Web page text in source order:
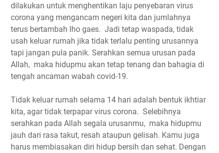
dilakukan untuk menghentikan laju penyebaran virus
corona yang mengancam negeri kita dan jumlahnya
terus bertambah lho gaes. Jadi tetap waspada, tidak
usah keluar rumah jika tidak terlalu penting urusannya
tapi jangan pula panik. Serahkan semua urusan pada
Allah, maka hidupmu akan tetap tenang dan bahagia di
tengah ancaman wabah covid-19.
Tidak keluar rumah selama 14 hari adalah bentuk ikhtiar
kita, agar tidak terpapar virus corona. Selebihnya
serahkan pada Allah segala urusanmu, maka hidupmu
jauh dari rasa takut, resah ataupun gelisah. Kamu juga
harus membiasakan diri hidup bersih dan sehat. Dengan